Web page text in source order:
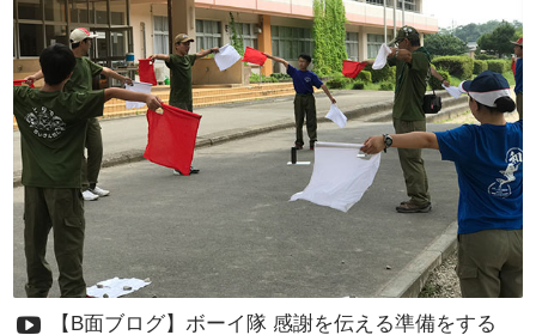
【B面ブログ】ボーイ隊 感謝を伝える準備をする